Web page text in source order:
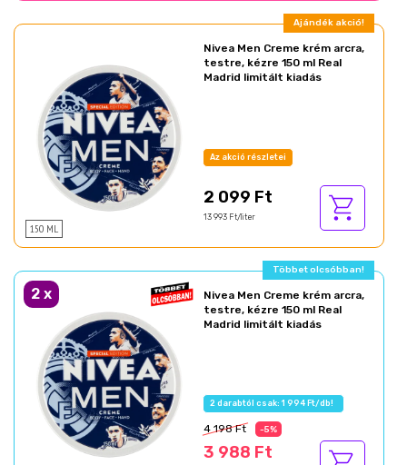
Ajándék akció!
150 ML
Nivea Men Creme krém arcra,
testre, kézre 150 ml Real
Madrid limitált kiadás
Az akció részletei
2 099 Ft
13 993 Ft/liter
Többet olcsóbban!
2 x
Nivea Men Creme krém arcra,
testre, kézre 150 ml Real
Madrid limitált kiadás
2 darabtól csak: 1 994 Ft/db!
4 198 Ft -5%
3 988 Ft